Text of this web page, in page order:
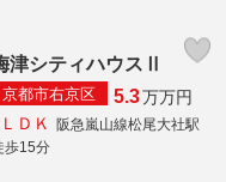
津シティハウスⅡ
京都市右京区 5.3万万円
ＤＫ
阪急嵐山線松尾大社駅
歩15分